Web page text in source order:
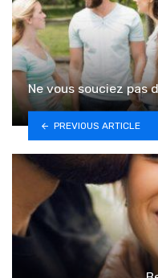
Ne vous souciez pas
PREVIOUS ARTICLE